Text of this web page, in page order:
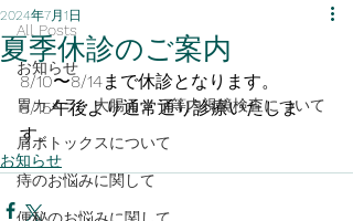
All Posts
お知らせ
胃カメラ・大腸カメラ等内視鏡検査について
肩ボトックスについて
痔のお悩みに関して
夏季休診のご案内
2024年7月1日
8/10〜8/14まで休診となります。
8/15午後より通常通り診療いたしま
す。
お知らせ